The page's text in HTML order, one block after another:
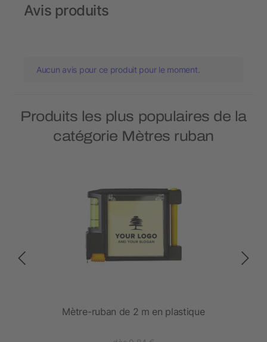
Avis produits
Aucun avis pour ce produit pour le moment.
Produits les plus populaires de la
catégorie Mètres ruban
Mètre-ruban de 2 m en plastique